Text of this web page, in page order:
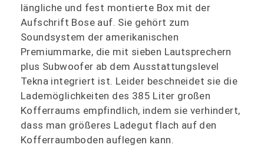
längliche und fest montierte Box mit der
Aufschrift Bose auf. Sie gehört zum
Soundsystem der amerikanischen
Premiummarke, die mit sieben Lautsprechern
plus Subwoofer ab dem Ausstattungslevel
Tekna integriert ist. Leider beschneidet sie die
Lademöglichkeiten des 385 Liter großen
Kofferraums empfindlich, indem sie verhindert,
dass man größeres Ladegut flach auf den
Kofferraumboden auflegen kann.